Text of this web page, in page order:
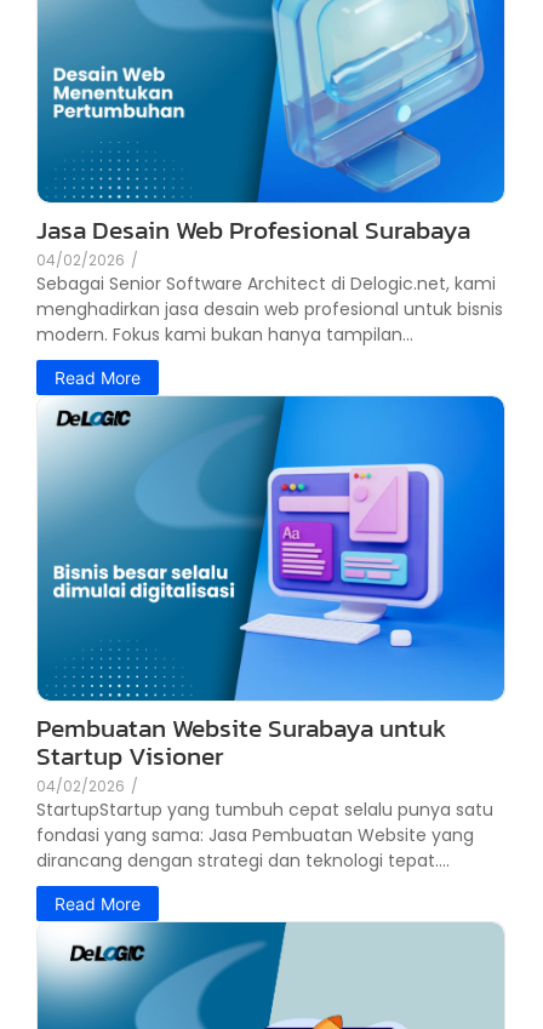
Jasa Desain Web Profesional Surabaya
04/02/2026 /
Sebagai Senior Software Architect di Delogic.net, kami
menghadirkan jasa desain web profesional untuk bisnis
modern. Fokus kami bukan hanya tampilan...
Read More
Pembuatan Website Surabaya untuk
Startup Visioner
04/02/2026 /
StartupStartup yang tumbuh cepat selalu punya satu
fondasi yang sama: Jasa Pembuatan Website yang
dirancang dengan strategi dan teknologi tepat....
Read More